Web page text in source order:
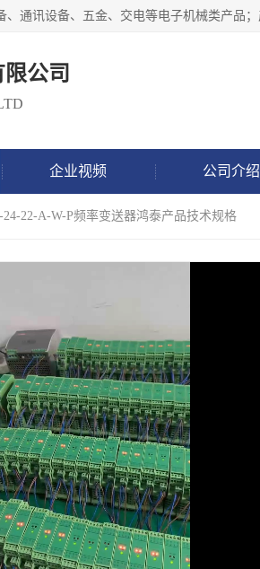
公司
企业视频 公司介绍
24-22-A-W-P频率变送器鸿泰产品技术规格